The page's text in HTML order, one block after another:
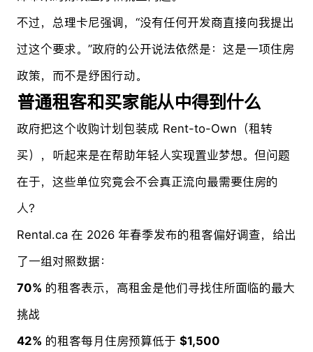
不过，总理卡尼强调，“没有任何开发商直接向我提出
过这个要求。”政府的公开说法依然是：这是一项住房
政策，而不是纾困行动。
普通租客和买家能从中得到什么
政府把这个收购计划包装成 Rent-to-Own（租转
买），听起来是在帮助年轻人实现置业梦想。但问题
在于，这些单位究竟会不会真正流向最需要住房的
人？
Rental.ca 在 2026 年春季发布的租客偏好调查，给出
了一组对照数据：
70% 的租客表示，高租金是他们寻找住所面临的最大
挑战
42% 的租客每月住房预算低于 $1,500